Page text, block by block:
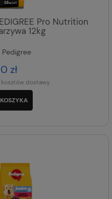
Pro Nutrition
12kg
Pedigree
zł
kosztów dostawy